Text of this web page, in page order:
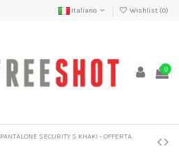
Italiano Wishlist (0)
0
PANTALONE SECURITY S KHAKI - OFFERTA